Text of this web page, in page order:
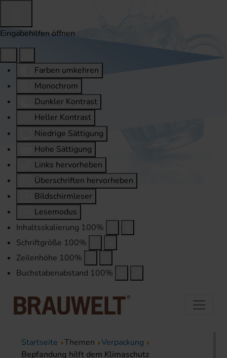
Eingabehilfen öffnen
Farben umkehren
Monochrom
Dunkler Kontrast
Heller Kontrast
Niedrige Sättigung
Hohe Sättigung
Links hervorheben
Überschriften hervorheben
Bildschirmleser
Lesemodus
Inhaltsskalierung 100%
Schriftgröße 100%
Zeilenhöhe 100%
Buchstabenabstand 100%
Startseite Themen
Verpackung
Bepfandung hilft dem Klimaschutz